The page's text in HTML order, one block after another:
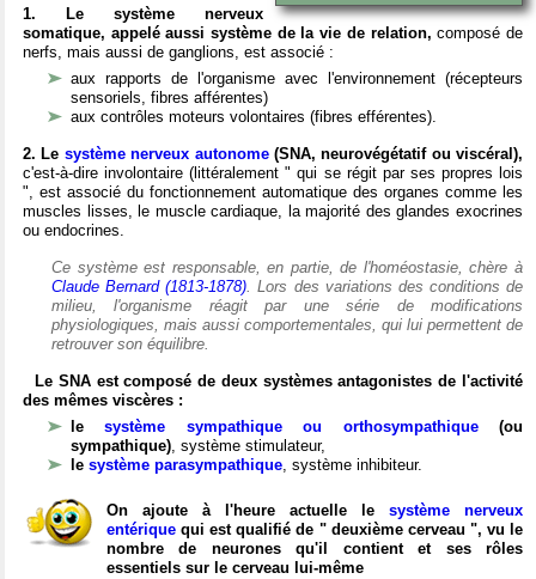
1. Le système nerveux
somatique, appelé aussi système de la vie de relation, composé de
nerfs, mais aussi de ganglions, est associé :
aux rapports de l'organisme avec l'environnement (récepteurs
sensoriels, fibres afférentes)
aux contrôles moteurs volontaires (fibres efférentes).
2. Le système nerveux autonome(SNA, neurovégétatif ou viscéral),
c'est-à-dire involontaire (littéralement " qui se régit par ses propres lois
", est associé du fonctionnement automatique des organes comme les
muscles lisses, le muscle cardiaque, la majorité des glandes exocrines
ou endocrines.
Ce système est responsable, en partie, de l'homéostasie, chère à
Claude Bernard (1813-1878). Lors des variations des conditions de
milieu, l'organisme réagit par une série de modifications
physiologiques, mais aussi comportementales, qui lui permettent de
retrouver son équilibre.
Le SNA est composé de deux systèmes antagonistes de l'activité
des mêmes viscères :
lesystème sympathique ou orthosympathique(ou
sympathique), système stimulateur,
le système parasympathique, système inhibiteur.
On ajoute à l'heure actuelle le système nerveux
entérique qui est qualifié de " deuxième cerveau ", vu le
nombre de neurones qu'il contient et ses rôles
essentiels sur le cerveau lui-même